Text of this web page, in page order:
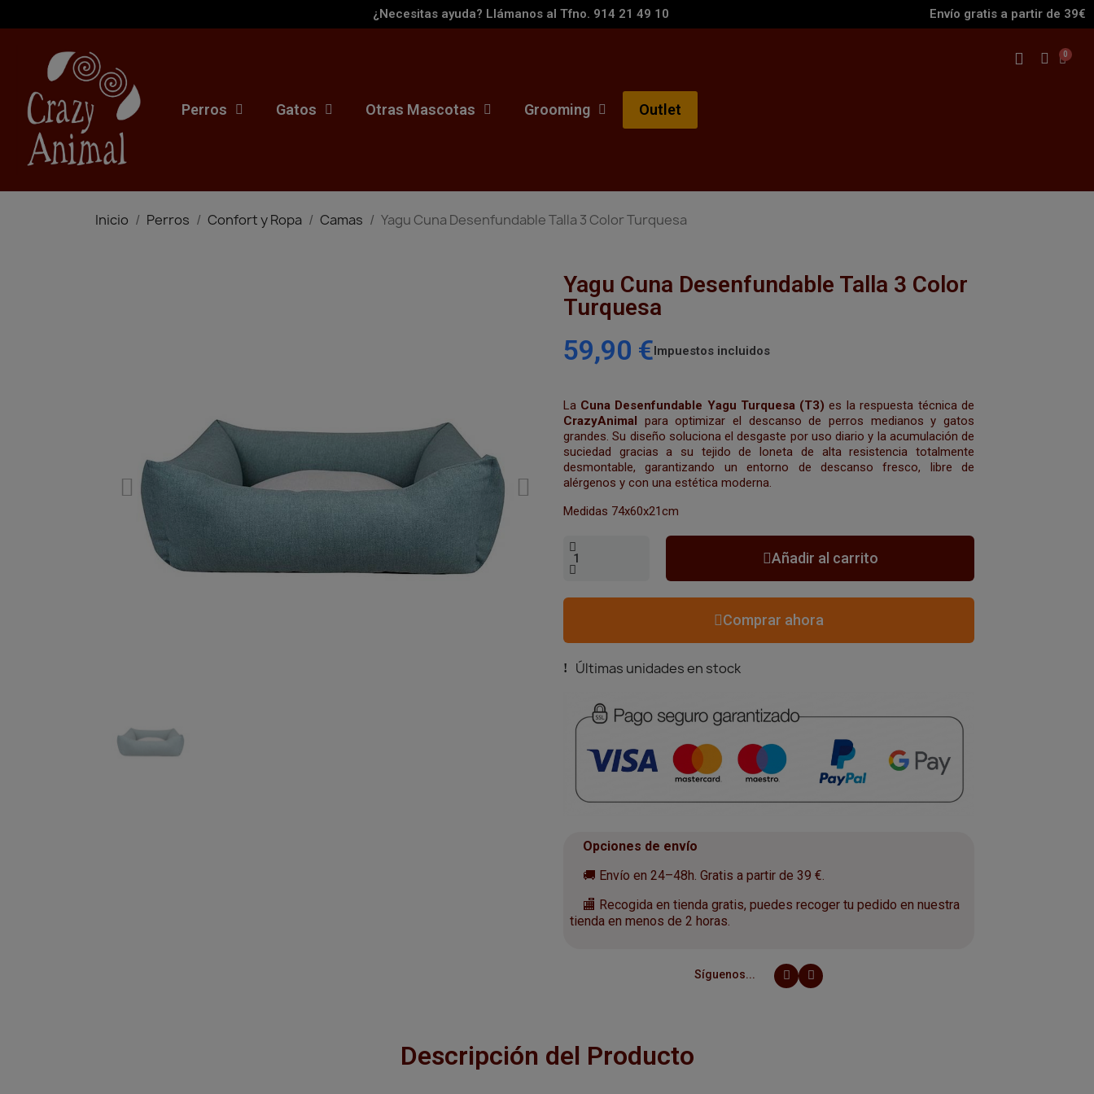
¿Necesitas ayuda? Llámanos al Tfno. 914 21 49 10 Envío gratis a partir de 39€
Perros Gatos Otras Mascotas Grooming Outlet
Inicio Perros Confort y Ropa Camas Yagu Cuna Desenfundable Talla 3 Color Turquesa
Yagu Cuna Desenfundable Talla 3 Color
Turquesa
59,90 €Impuestos incluidos
La Cuna Desenfundable Yagu Turquesa (T3) es la respuesta técnica de
CrazyAnimal
para optimizar el descanso de perros medianos y gatos
grandes. Su diseño soluciona el desgaste por uso diario y la acumulación de
suciedad gracias a su tejido de loneta de alta resistencia totalmente
desmontable, garantizando un entorno de descanso fresco, libre de
alérgenos y con una estética moderna.
Medidas 74x60x21cm
Añadir al carrito
Comprar ahora
Últimas unidades en stock
Opciones de envío
🚚 Envío en 24–48h. Gratis a partir de 39 €.
🏬 Recogida en tienda gratis, puedes recoger tu pedido en nuestra
tienda en menos de 2 horas.
Síguenos...
Descripción del Producto